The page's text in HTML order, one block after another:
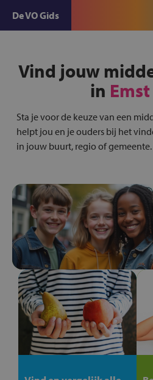
De VO Gids
Vind jouw
in Emst
Sta je voor de keuze van een
helpt jou en je ouders bij het
in jouw buurt, regio of gemeente.